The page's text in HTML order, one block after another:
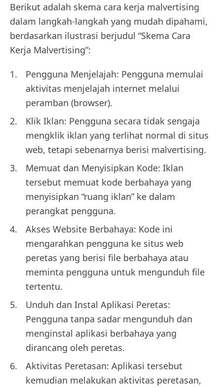
Berikut adalah skema cara kerja malvertising
dalam langkah-langkah yang mudah dipahami,
berdasarkan ilustrasi berjudul “Skema Cara
Kerja Malvertising”:
Pengguna Menjelajah: Pengguna memulai
aktivitas menjelajah internet melalui
peramban (browser).
Klik Iklan: Pengguna secara tidak sengaja
mengklik iklan yang terlihat normal di situs
web, tetapi sebenarnya berisi malvertising.
Memuat dan Menyisipkan Kode: Iklan
tersebut memuat kode berbahaya yang
menyisipkan “ruang iklan” ke dalam
perangkat pengguna.
Akses Website Berbahaya: Kode ini
mengarahkan pengguna ke situs web
peretas yang berisi file berbahaya atau
meminta pengguna untuk mengunduh file
tertentu.
Unduh dan Instal Aplikasi Peretas:
Pengguna tanpa sadar mengunduh dan
menginstal aplikasi berbahaya yang
dirancang oleh peretas.
Aktivitas Peretasan: Aplikasi tersebut
kemudian melakukan aktivitas peretasan,